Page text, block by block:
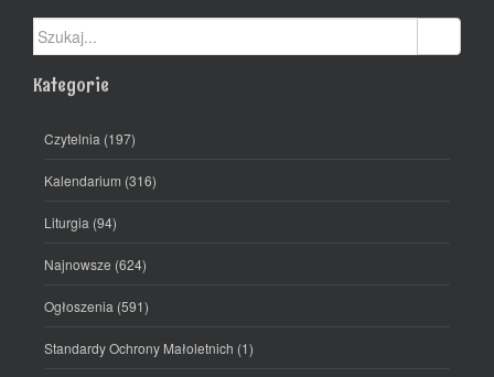
Szukaj:
Kategorie
Czytelnia (197)
Kalendarium (316)
Liturgia (94)
Najnowsze (624)
Ogłoszenia (591)
Standardy Ochrony Małoletnich (1)